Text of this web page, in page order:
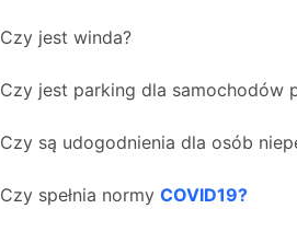
Czy jest winda?
Czy jest parking dla samochodów
Czy są udogodnienia dla osób
Czy spełnia normy COVID19?